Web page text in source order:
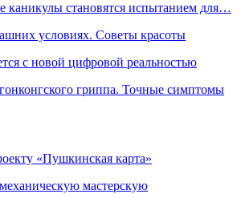
каникулы становятся испытанием для…
условиях. Советы красоты
с новой цифровой реальностью
гриппа. Точные симптомы
«Пушкинская карта»
мастерскую